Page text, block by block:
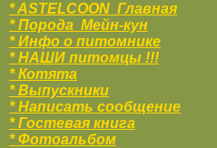
* ASTELCOON Главная
* Порода Мейн-кун
* Инфо о питомнике
* НАШИ питомцы !!!
* Котята
* Выпускники
* Написать сообщение
* Гостевая книга
* Фотоальбом